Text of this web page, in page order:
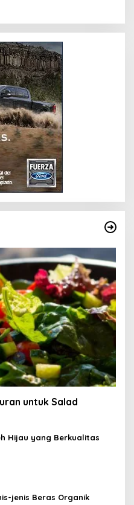
untuk Salad
Hijau yang Berkualitas
jenis Beras Organik